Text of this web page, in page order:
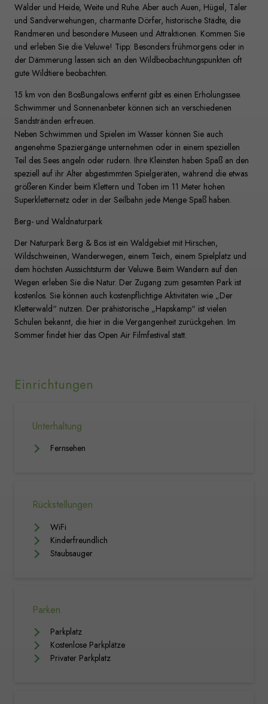
Wälder und Heide, Weite und Ruhe. Aber auch Auen, Hügel, Täler
und Sandverwehungen, charmante Dörfer, historische Städte, die
Randmeren und besondere Museen und Attraktionen. Kommen Sie
und erleben Sie die Veluwe! Tipp: Besonders frühmorgens oder in
der Dämmerung lassen sich an den Wildbeobachtungspunkten oft
gute Wildtiere beobachten.
15 km von den BosBungalows entfernt gibt es einen Erholungssee.
Schwimmer und Sonnenanbeter können sich an verschiedenen
Sandstränden erfreuen.
Neben Schwimmen und Spielen im Wasser können Sie auch
angenehme Spaziergänge unternehmen oder in einem speziellen
Teil des Sees angeln oder rudern. Ihre Kleinsten haben Spaß an den
speziell auf ihr Alter abgestimmten Spielgeräten, während die etwas
größeren Kinder beim Klettern und Toben im 11 Meter hohen
Superkletternetz oder in der Seilbahn jede Menge Spaß haben.
Berg- und Waldnaturpark
Der Naturpark Berg & Bos ist ein Waldgebiet mit Hirschen,
Wildschweinen, Wanderwegen, einem Teich, einem Spielplatz und
dem höchsten Aussichtsturm der Veluwe. Beim Wandern auf den
Wegen erleben Sie die Natur. Der Zugang zum gesamten Park ist
kostenlos. Sie können auch kostenpflichtige Aktivitäten wie „Der
Kletterwald“ nutzen. Der prähistorische „Hapskamp“ ist vielen
Schulen bekannt, die hier in die Vergangenheit zurückgehen. Im
Sommer findet hier das Open Air Filmfestival statt.
Einrichtungen
Unterhaltung
Fernsehen
Rückstellungen
WiFi
Kinderfreundlich
Staubsauger
Parken
Parkplatz
Kostenlose Parkplätze
Privater Parkplatz